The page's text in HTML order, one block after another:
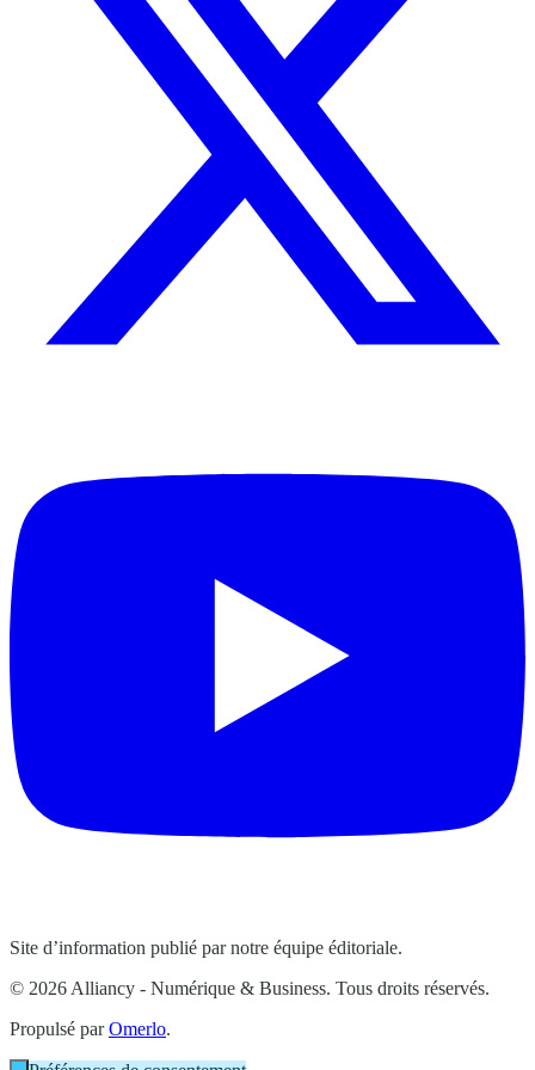
Site d’information publié par notre équipe éditoriale.
© 2026 Alliancy - Numérique & Business. Tous droits réservés.
Propulsé parOmerlo.